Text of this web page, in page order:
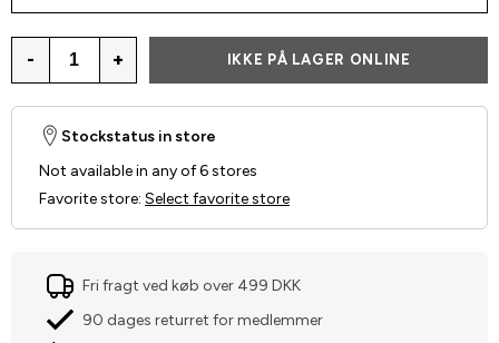
- + IKKE PÅ LAGER ONLINE
Stockstatus in store
Not available in any of 6 stores
Favorite store: Select favorite store
Fri fragt ved køb over 499 DKK
90 dages returret for medlemmer